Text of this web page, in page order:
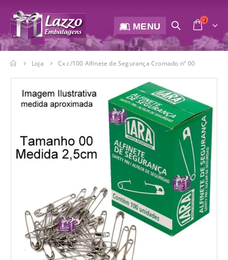
MENU
Loja Cx c/100 Alfinete de Segurança Cromado nº 00